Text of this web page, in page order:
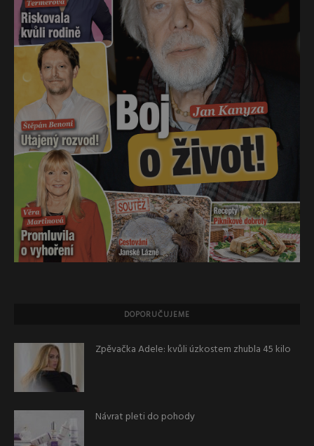
DOPORUČUJEME
Zpěvačka Adele: kvůli úzkostem zhubla 45 kilo
Návrat pleti do pohody